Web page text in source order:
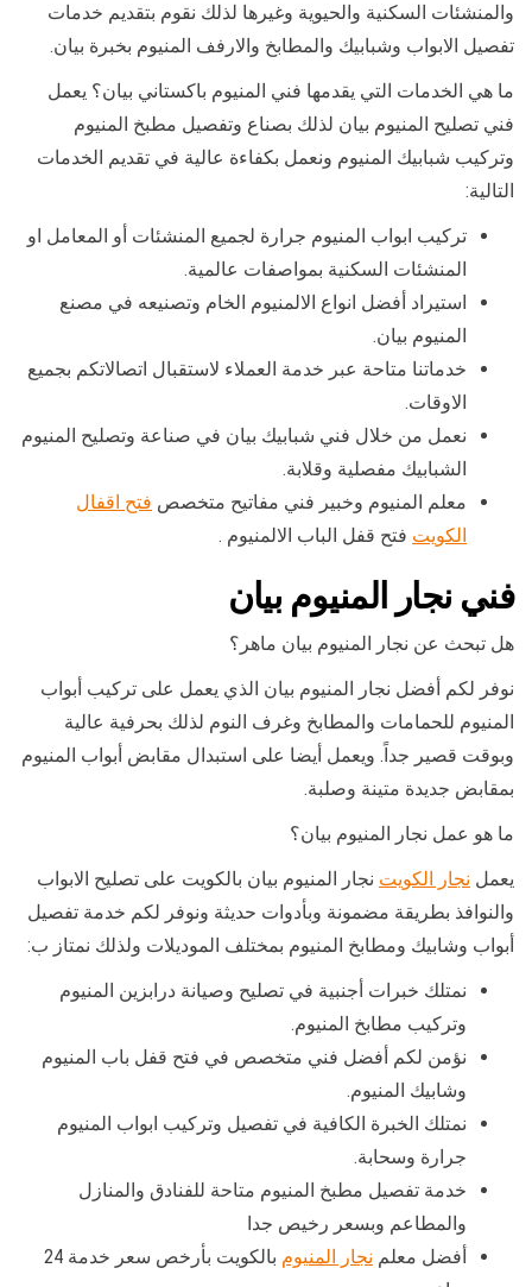
والمنشئات السكنية والحيوية وغيرها لذلك نقوم بتقديم خدمات
تفصيل الابواب وشبابيك والمطابخ والارفف المنيوم بخبرة بيان.
ما هي الخدمات التي يقدمها فني المنيوم باكستاني بيان؟ يعمل
فني تصليح المنيوم بيان لذلك بصناع وتفصيل مطبخ المنيوم
وتركيب شبابيك المنيوم ونعمل بكفاءة عالية في تقديم الخدمات
التالية:
تركيب ابواب المنيوم جرارة لجميع المنشئات أو المعامل او
المنشئات السكنية بمواصفات عالمية.
استيراد أفضل انواع الالمنيوم الخام وتصنيعه في مصنع
المنيوم بيان.
خدماتنا متاحة عبر خدمة العملاء لاستقبال اتصالاتكم بجميع
الاوقات.
نعمل من خلال فني شبابيك بيان في صناعة وتصليح المنيوم
الشبابيك مفصلية وقلابة.
معلم المنيوم وخبير فني مفاتيح متخصص فتح اقفال
الكويت فتح قفل الباب الالمنيوم .
فني نجار المنيوم بيان
هل تبحث عن نجار المنيوم بيان ماهر؟
نوفر لكم أفضل نجار المنيوم بيان الذي يعمل على تركيب أبواب
المنيوم للحمامات والمطابخ وغرف النوم لذلك بحرفية عالية
وبوقت قصير جداً. ويعمل أيضا على استبدال مقابض أبواب المنيوم
بمقابض جديدة متينة وصلبة.
ما هو عمل نجار المنيوم بيان؟
يعمل نجار الكويت نجار المنيوم بيان بالكويت على تصليح الابواب
والنوافذ بطريقة مضمونة وبأدوات حديثة ونوفر لكم خدمة تفصيل
أبواب وشابيك ومطابخ المنيوم بمختلف الموديلات ولذلك نمتاز ب:
نمتلك خبرات أجنبية في تصليح وصيانة درابزين المنيوم
وتركيب مطابخ المنيوم.
نؤمن لكم أفضل فني متخصص في فتح قفل باب المنيوم
وشابيك المنيوم.
نمتلك الخبرة الكافية في تفصيل وتركيب ابواب المنيوم
جرارة وسحابة.
خدمة تفصيل مطبخ المنيوم متاحة للفنادق والمنازل
والمطاعم وبسعر رخيص جدا
أفضل معلم نجار المنيوم
بالكويت بأرخص سعر خدمة 24